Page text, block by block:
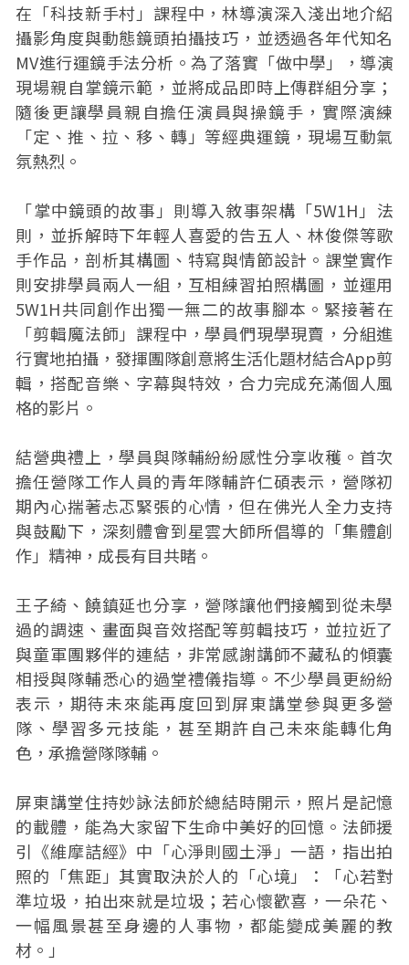
在「科技新手村」課程中，林導演深入淺出地介紹
攝影角度與動態鏡頭拍攝技巧，並透過各年代知名
MV進行運鏡手法分析。為了落實「做中學」，導演
現場親自掌鏡示範，並將成品即時上傳群組分享；
隨後更讓學員親自擔任演員與操鏡手，實際演練
「定、推、拉、移、轉」等經典運鏡，現場互動氣
氛熱烈。
「掌中鏡頭的故事」則導入敘事架構「5W1H」法
則，並拆解時下年輕人喜愛的告五人、林俊傑等歌
手作品，剖析其構圖、特寫與情節設計。課堂實作
則安排學員兩人一組，互相練習拍照構圖，並運用
5W1H共同創作出獨一無二的故事腳本。緊接著在
「剪輯魔法師」課程中，學員們現學現賣，分組進
行實地拍攝，發揮團隊創意將生活化題材結合App剪
輯，搭配音樂、字幕與特效，合力完成充滿個人風
格的影片。
結營典禮上，學員與隊輔紛紛感性分享收穫。首次
擔任營隊工作人員的青年隊輔許仁碩表示，營隊初
期內心揣著忐忑緊張的心情，但在佛光人全力支持
與鼓勵下，深刻體會到星雲大師所倡導的「集體創
作」精神，成長有目共睹。
王子綺、饒鎮延也分享，營隊讓他們接觸到從未學
過的調速、畫面與音效搭配等剪輯技巧，並拉近了
與童軍團夥伴的連結，非常感謝講師不藏私的傾囊
相授與隊輔悉心的過堂禮儀指導。不少學員更紛紛
表示，期待未來能再度回到屏東講堂參與更多營
隊、學習多元技能，甚至期許自己未來能轉化角
色，承擔營隊隊輔。
屏東講堂住持妙詠法師於總結時開示，照片是記憶
的載體，能為大家留下生命中美好的回憶。法師援
引《維摩詰經》中「心淨則國土淨」一語，指出拍
照的「焦距」其實取決於人的「心境」：「心若對
準垃圾，拍出來就是垃圾；若心懷歡喜，一朵花、
一幅風景甚至身邊的人事物，都能變成美麗的教
材。」